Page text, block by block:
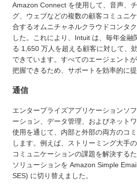
Amazon Connect を使用して、音声、
グ、ウェブなどの複数の顧客コミュニ
合するオムニチャネルクラウドコンタ
した。これにより、Intuit は、毎年金融
る 1,650 万人を超える顧客に対して、
できています。すべてのエージェント
把握できるため、サポートを効率的に提
通信
エンタープライズアプリケーションソ
ーション、データ管理、およびネット
使用を通じて、内部と外部の両方のコ
します。例えば、ストリーミング大手の
コミュニケーションの課題を解決する
ソリューションを Amazon Simple
SES) に切り替えました。